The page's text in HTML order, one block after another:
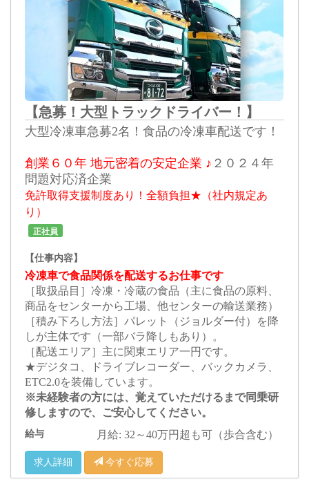
【急募！大型トラックドライバー！】
大型冷凍車急募2名！食品の冷凍車配送です！
創業６０年 地元密着の安定企業 ♪ ２０２４年
問題対応済企業
免許取得支援制度あり！全額負担★（社内規定あ
り）
正社員
【仕事内容】
冷凍車で食品関係を配送するお仕事です
［取扱品目］冷凍・冷蔵の食品（主に食品の原料、
商品をセンターから工場、他センターの輸送業務）
［積み下ろし方法］パレット（ジョルダー付）を降
しが主体です（一部バラ降しもあり）。
［配送エリア］主に関東エリア一円です。
★デジタコ、ドライブレコーダー、バックカメラ、
ETC2.0を装備しています。
※未経験者の方には、覚えていただけるまで同乗研
修しますので、ご安心してください。
給与 月給: 32～40万円超も可（歩合含む）
求人詳細 今すぐ応募